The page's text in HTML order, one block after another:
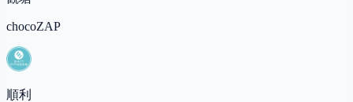
chocoZAP
順利